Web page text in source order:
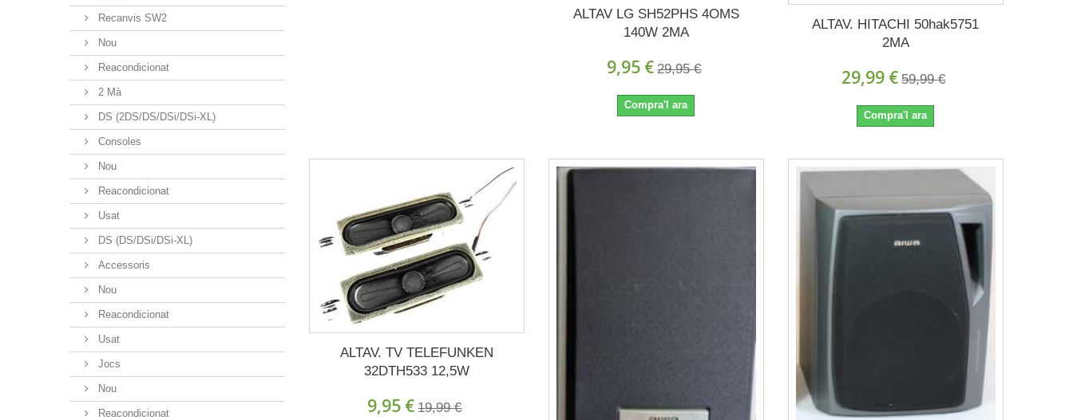
Recanvis SW2
Nou
Reacondicionat
2 Mà
DS (2DS/DS/DSi/DSi-XL)
Consoles
Nou
Reacondicionat
Usat
DS (DS/DSi/DSi-XL)
Accessoris
Nou
Reacondicionat
Usat
Jocs
Nou
Reacondicionat
ALTAV LG SH52PHS 4OMS
140W 2MA
9,95 € 29,95 €
Compra'l ara
ALTAV. HITACHI 50hak5751
2MA
29,99 € 59,99 €
Compra'l ara
ALTAV. TV TELEFUNKEN
32DTH533 12,5W
9,95 € 19,99 €